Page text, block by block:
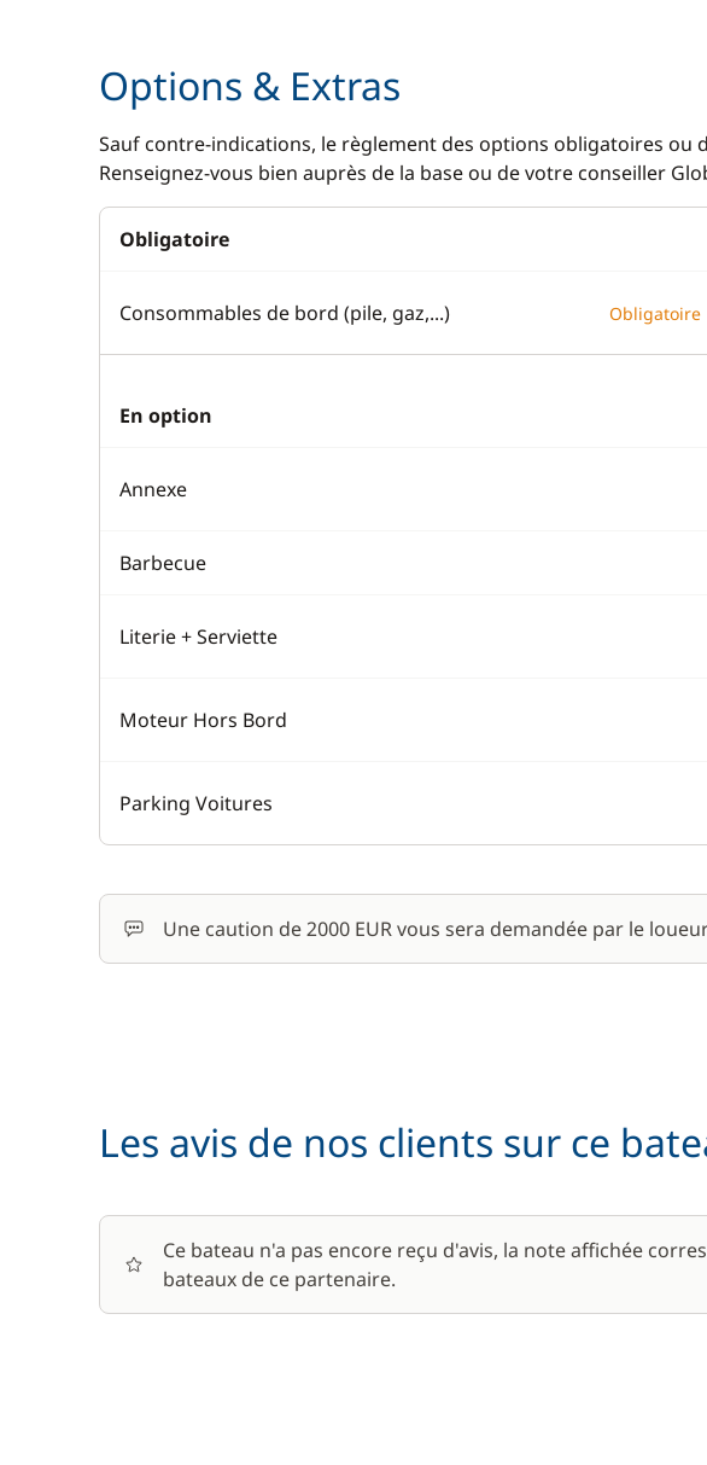
Options & Extras
Sauf contre-indications, le règlement des options obligatoires ou
Renseignez-vous bien auprès de la base ou de votre conseiller
Obligatoire
Consommables de bord (pile, gaz,...) Obligatoire
En option
Annexe
Barbecue
Literie + Serviette
Moteur Hors Bord
Parking Voitures
Une caution de 2000 EUR vous sera demandée par le
Les avis de nos clients sur ce
Ce bateau n'a pas encore reçu d'avis, la note affichée
bateaux de ce partenaire.